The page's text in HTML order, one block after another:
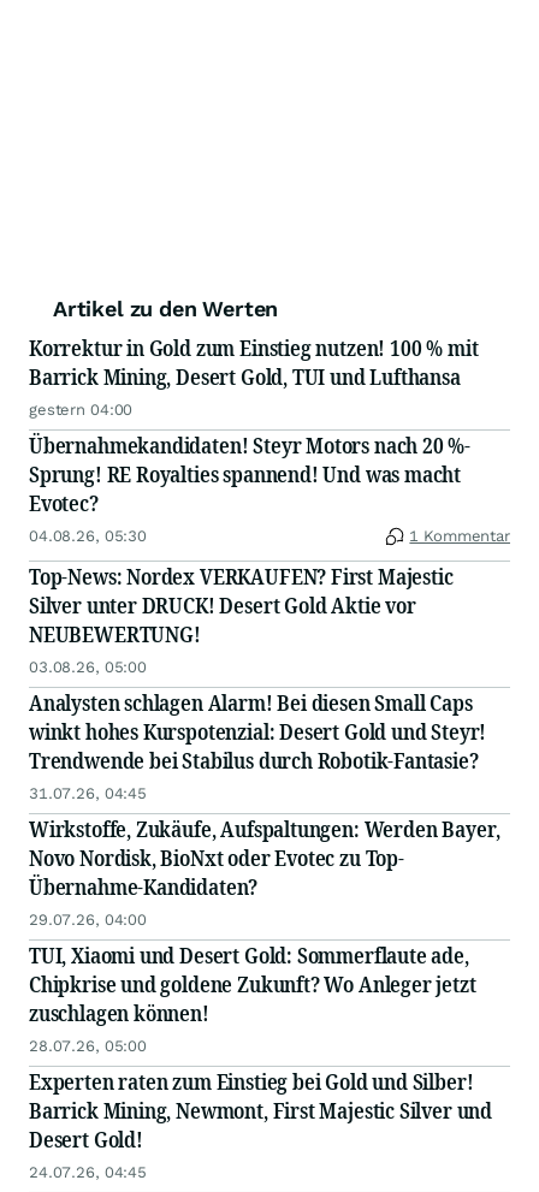
Artikel zu den Werten
Korrektur in Gold zum Einstieg nutzen! 100 % mit
Barrick Mining, Desert Gold, TUI und Lufthansa
gestern 04:00
Übernahmekandidaten! Steyr Motors nach 20 %-
Sprung! RE Royalties spannend! Und was macht
Evotec?
04.08.26, 05:30 1 Kommentar
Top-News: Nordex VERKAUFEN? First Majestic
Silver unter DRUCK! Desert Gold Aktie vor
NEUBEWERTUNG!
03.08.26, 05:00
Analysten schlagen Alarm! Bei diesen Small Caps
winkt hohes Kurspotenzial: Desert Gold und Steyr!
Trendwende bei Stabilus durch Robotik-Fantasie?
31.07.26, 04:45
Wirkstoffe, Zukäufe, Aufspaltungen: Werden Bayer,
Novo Nordisk, BioNxt oder Evotec zu Top-
Übernahme-Kandidaten?
29.07.26, 04:00
TUI, Xiaomi und Desert Gold: Sommerflaute ade,
Chipkrise und goldene Zukunft? Wo Anleger jetzt
zuschlagen können!
28.07.26, 05:00
Experten raten zum Einstieg bei Gold und Silber!
Barrick Mining, Newmont, First Majestic Silver und
Desert Gold!
24.07.26, 04:45